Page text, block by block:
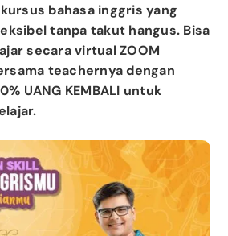
bahasa inggris yang
tanpa takut hangus. Bisa
secara virtual ZOOM
teachernya dengan
UANG KEMBALI untuk